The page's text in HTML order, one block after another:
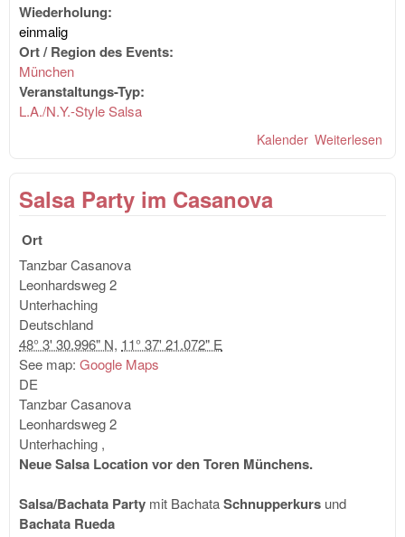
Wiederholung:
einmalig
Ort / Region des Events:
München
Veranstaltungs-Typ:
L.A./N.Y.-Style Salsa
Weiterlesen
Kalender
Salsa Party im Casanova
Ort
Tanzbar Casanova
Leonhardsweg 2
Unterhaching
Deutschland
48° 3' 30.996" N, 11° 37' 21.072" E
See map: Google Maps
DE
Tanzbar Casanova
Leonhardsweg 2
Unterhaching ,
Neue Salsa Location vor den Toren Münchens.
Salsa/Bachata Party mit BachataSchnupperkurs und
Bachata Rueda